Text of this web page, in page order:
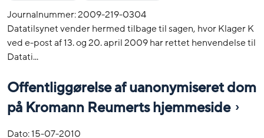
Journalnummer: 2009-219-0304
Datatilsynet vender hermed tilbage til sagen, hvor Klager K
ved e-post af 13. og 20. april 2009 har rettet henvendelse til
Datati...
Offentliggørelse af uanonymiseret dom
på Kromann Reumerts hjemmeside
Dato:15-07-2010